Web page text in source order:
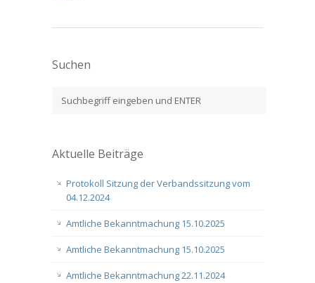
Suchen
Aktuelle Beiträge
Protokoll Sitzung der Verbandssitzung vom
04.12.2024
Amtliche Bekanntmachung 15.10.2025
Amtliche Bekanntmachung 15.10.2025
Amtliche Bekanntmachung 22.11.2024